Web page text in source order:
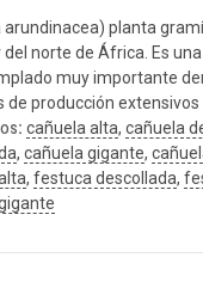
arundinacea) planta
del norte de África. Es
muy importante
de producción extensivos
cañuela alta, cañuela
, cañuela gigante,
, festuca descollada,